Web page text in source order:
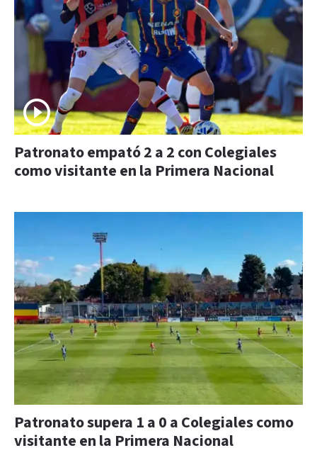
Patronato empató 2 a 2 con Colegiales
como visitante en la Primera Nacional
Patronato supera 1 a 0 a Colegiales como
visitante en la Primera Nacional